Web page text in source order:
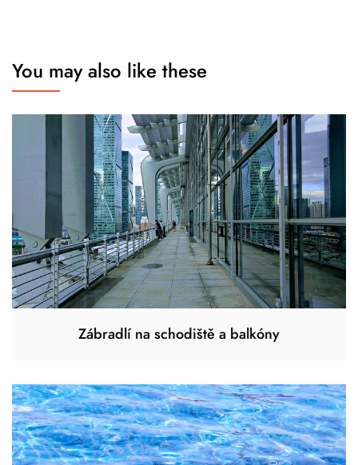
You may also like these
Zábradlí na schodiště a balkóny